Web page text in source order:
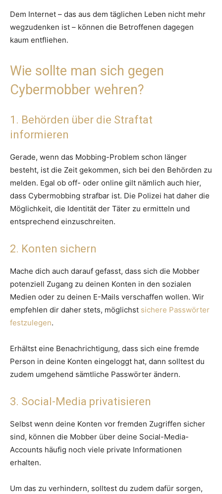
Dem Internet – das aus dem täglichen Leben nicht mehr
wegzudenken ist – können die Betroffenen dagegen
kaum entfliehen.
Wie sollte man sich gegen
Cybermobber wehren?
1. Behörden über die Straftat
informieren
Gerade, wenn das Mobbing-Problem schon länger
besteht, ist die Zeit gekommen, sich bei den Behörden zu
melden. Egal ob off- oder online gilt nämlich auch hier,
dass Cybermobbing strafbar ist. Die Polizei hat daher die
Möglichkeit, die Identität der Täter zu ermitteln und
entsprechend einzuschreiten.
2. Konten sichern
Mache dich auch darauf gefasst, dass sich die Mobber
potenziell Zugang zu deinen Konten in den sozialen
Medien oder zu deinen E-Mails verschaffen wollen. Wir
empfehlen dir daher stets, möglichst sichere Passwörter
festzulegen.
Erhältst eine Benachrichtigung, dass sich eine fremde
Person in deine Konten eingeloggt hat, dann solltest du
zudem umgehend sämtliche Passwörter ändern.
3. Social-Media privatisieren
Selbst wenn deine Konten vor fremden Zugriffen sicher
sind, können die Mobber über deine Social-Media-
Accounts häufig noch viele private Informationen
erhalten.
Um das zu verhindern, solltest du zudem dafür sorgen,